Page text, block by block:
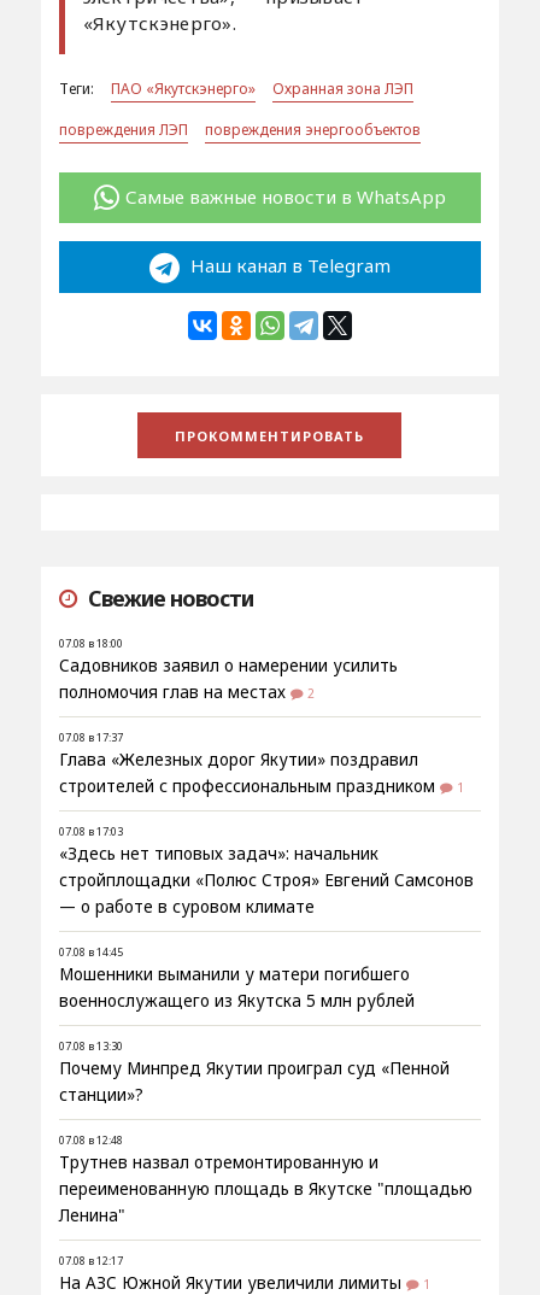
«Якутскэнерго».
Теги: ПАО «Якутскэнерго»
Охранная зона ЛЭП
повреждения ЛЭП
повреждения энергообъектов
Самые важные новости в WhatsApp
Наш канал в Telegram
Свежие новости
07.08 в 18:00
Садовников заявил о намерении усилить
полномочия глав на местах
2
07.08 в 17:37
Глава «Железных дорог Якутии» поздравил
строителей с профессиональным праздником
1
07.08 в 17:03
«Здесь нет типовых задач»: начальник
стройплощадки «Полюс Строя» Евгений Самсонов
— о работе в суровом климате
07.08 в 14:45
Мошенники выманили у матери погибшего
военнослужащего из Якутска 5 млн рублей
07.08 в 13:30
Почему Минпред Якутии проиграл суд «Пенной
станции»?
07.08 в 12:48
Трутнев назвал отремонтированную и
переименованную площадь в Якутске "площадью
Ленина"
07.08 в 12:17
На АЗС Южной Якутии увеличили лимиты 1